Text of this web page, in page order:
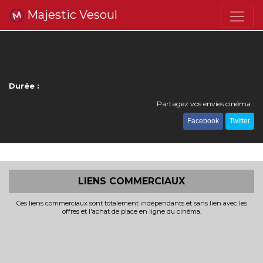
Majestic Vesoul
Durée :
Partagez vos envies cinéma :
Facebook Twitter
LIENS COMMERCIAUX
Ces liens commerciaux sont totalement indépendants et sans lien avec les
offres et l'achat de place en ligne du cinéma.